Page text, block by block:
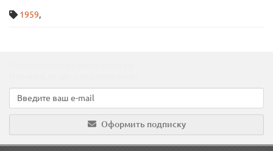
1959,
Оформить подписку